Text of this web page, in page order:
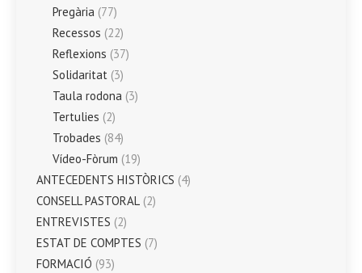
Pregària (77)
Recessos (22)
Reflexions (37)
Solidaritat (3)
Taula rodona (3)
Tertulies (2)
Trobades (84)
Vídeo-Fòrum (19)
ANTECEDENTS HISTÒRICS (4)
CONSELL PASTORAL (2)
ENTREVISTES (2)
ESTAT DE COMPTES (7)
FORMACIÓ (93)